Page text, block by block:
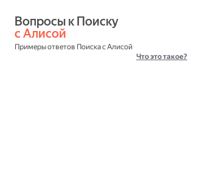
с Алисой
Примеры ответов Поиска с Алисой
Что это такое?